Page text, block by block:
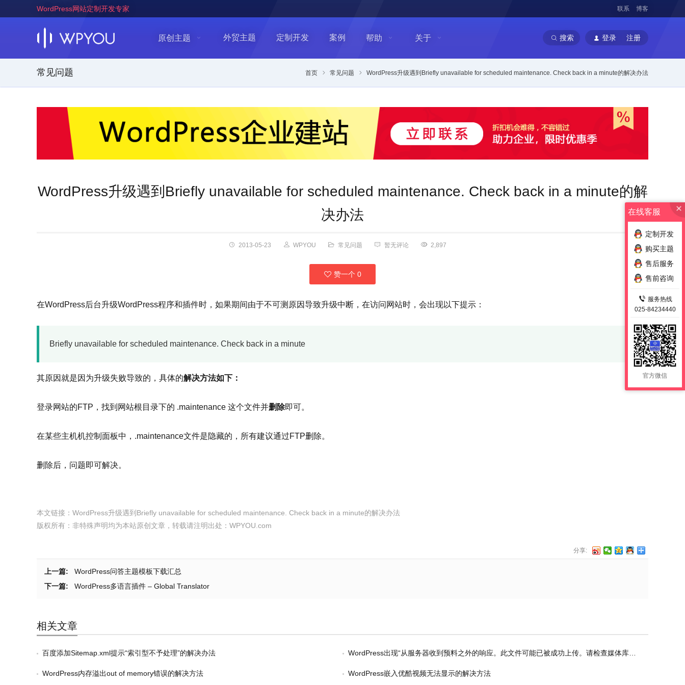
WordPress网站定制开发专家 联系 博客
原创主题 外贸主题 定制开发 案例 帮助 关于 搜索 登录 注册
常见问题 首页 常见问题 WordPress升级遇到Briefly unavailable for scheduled maintenance. Check back in a minute的解决办法
WordPress升级遇到Briefly unavailable for scheduled maintenance. Check back in a minute的解
决办法
2013-05-23 WPYOU 常见问题 暂无评论 2,897
赞一个 0
在WordPress后台升级WordPress程序和插件时，如果期间由于不可测原因导致升级中断，在访问网站时，会出现以下提示：
Briefly unavailable for scheduled maintenance. Check back in a minute
其原因就是因为升级失败导致的，具体的解决方法如下：
登录网站的FTP，找到网站根目录下的 .maintenance 这个文件并删除即可。
在某些主机机控制面板中，.maintenance文件是隐藏的，所有建议通过FTP删除。
删除后，问题即可解决。
本文链接： WordPress升级遇到Briefly unavailable for scheduled maintenance. Check back in a minute的解决办法
版权所有：非特殊声明均为本站原创文章，转载请注明出处： WPYOU.com
分享:
上一篇:
WordPress问答主题模板下载汇总
下一篇:
WordPress多语言插件 – Global Translator
相关文章
百度添加Sitemap.xml提示“索引型不予处理”的解决办法 WordPress出现“从服务器收到预料之外的响应。此文件可能已被成功上传。请检查媒体库或刷新本页。”错误的解决方法
WordPress内存溢出out of memory错误的解决方法 WordPress嵌入优酷视频无法显示的解决方法
在线客服
定制开发
购买主题
售后服务
售前咨询
服务热线
025-84234440
官方微信